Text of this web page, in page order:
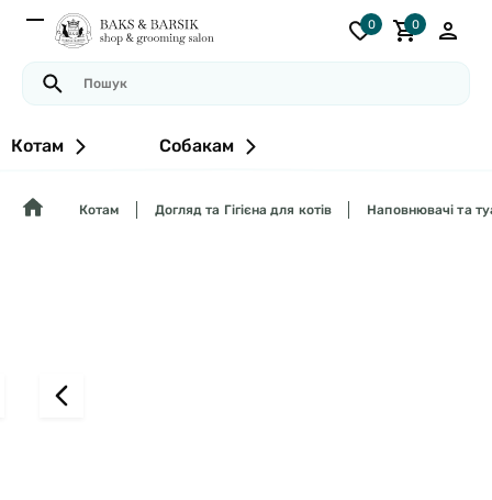
0 0
Котам Собакам
Котам Догляд та Гігієна для котів Наповнювачі та